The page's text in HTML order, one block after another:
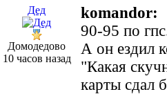
Дед
Домодедово
10 часов назад
komandor:
90-95 по
А он ездил
"Какая
карты сдал